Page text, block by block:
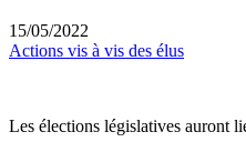
15/05/2022
Actions vis à vis des élus
Les élections législatives auront